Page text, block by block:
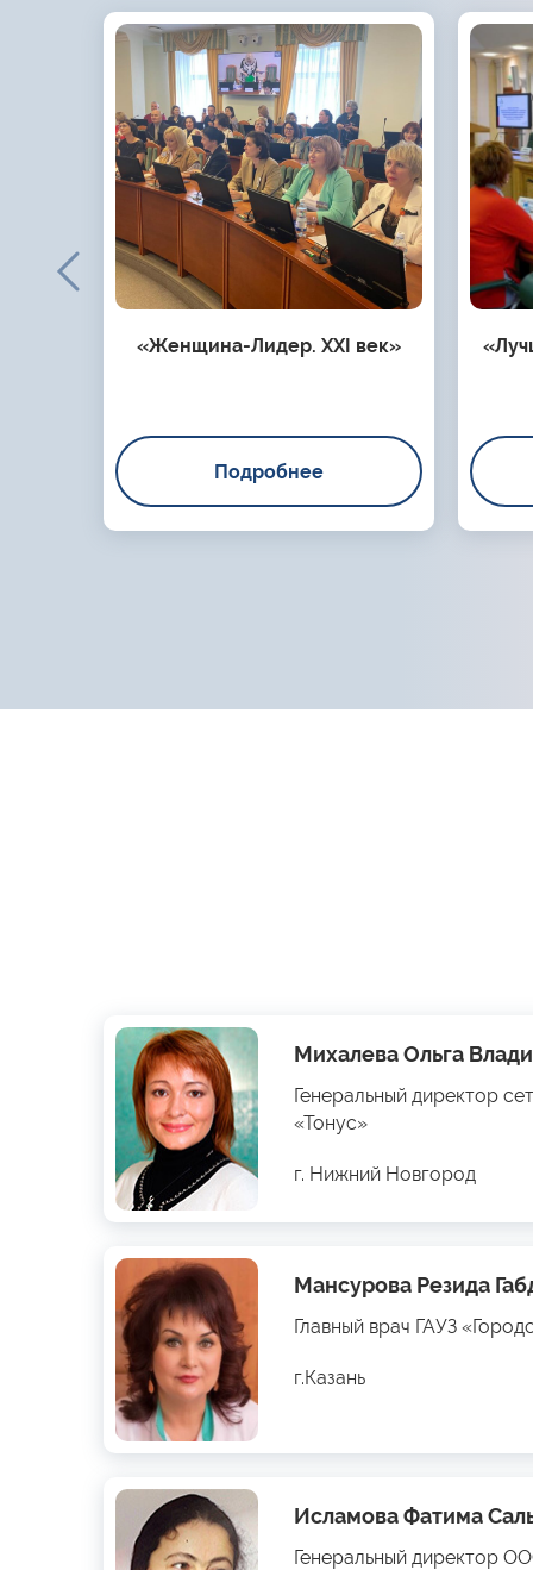
«Женщина-Лидер. XXI век»
Подробнее
Михалева Ольга
Генеральный директор
«Тонус»
г. Нижний Новгород
Мансурова Резида
Главный врач ГАУЗ
г.Казань
Исламова Фатима
Генеральный директор